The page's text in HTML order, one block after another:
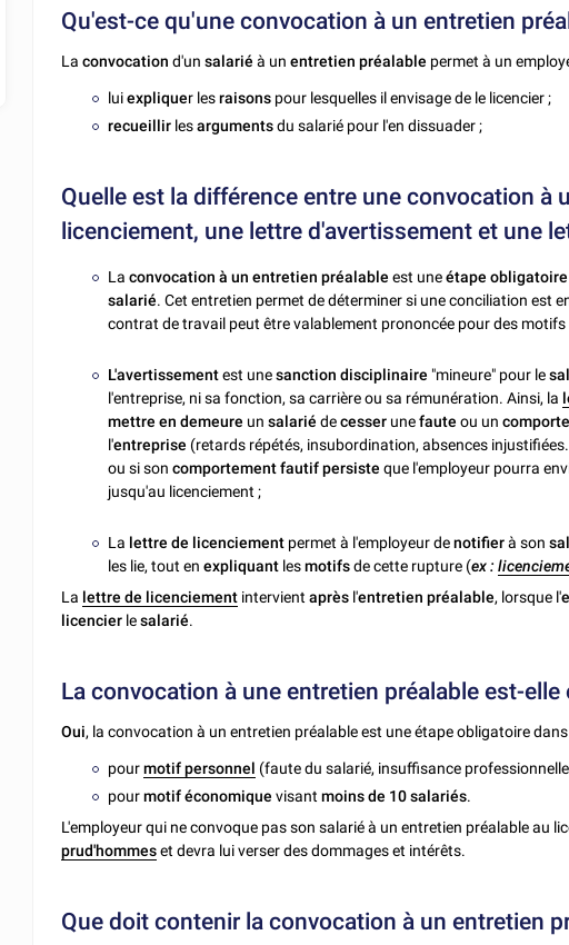
Qu'est-ce qu'une convocation à un entretien
Laconvocation d'unsalarié à unentretien préalable permet à un
luiexpliquer lesraisons pour lesquelles il envisage de le licencier ;
recueillir lesargumentsdu salarié pour l'en dissuader ;
Quelle est la différence entre une convocation à
licenciement, une lettre d'avertissement et une
Laconvocation à un entretien préalable est uneétape obligatoire
salarié. Cet entretien permet de déterminer si une conciliation est
contrat de travail peut être valablement prononcée pour des motifs
L'avertissementest unesanction disciplinaire "mineure" pour le
l'entreprise, ni sa fonction, sa carrière ou sa rémunération. Ainsi, la
mettre en demeure un salarié decesser unefauteou un
l'entreprise (retards répétés, insubordination, absences
ou si soncomportement fautifpersisteque l'employeur pourra
jusqu'au licenciement ;
La lettre de licenciement permet à l'employeur denotifierà son
les lie, tout enexpliquant lesmotifsde cette rupture (ex :
La lettre de licenciement intervientaprès l'entretien préalable, lorsque l'
licencier lesalarié.
La convocation à une entretien préalable est-elle
Oui, la convocation à un entretien préalable est une étape obligatoire
pourmotif personnel (faute du salarié, insuffisance
pourmotif économique visantmoins de 10 salariés.
L'employeur qui ne convoque pas son salarié à un entretien préalable au
prud'hommeset devra lui verser des dommages et intérêts.
Que doit contenir la convocation à un entretien